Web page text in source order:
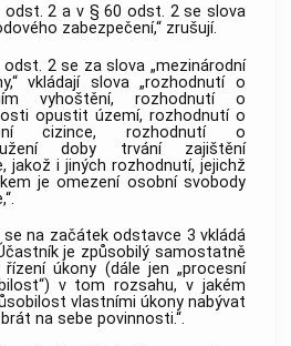
odst. 2 a v § 60 odst. 2 se slova
zabezpečení,“ zrušují.
odst. 2 se za slova „mezinárodní
vkládají slova „rozhodnutí o
vyhoštění, rozhodnutí o
opustit území, rozhodnutí o
cizince, rozhodnutí o
doby trvání zajištění
jakož i jiných rozhodnutí, jejichž
je omezení osobní svobody
se na začátek odstavce 3 vkládá
je způsobilý samostatně
úkony (dále jen „procesní
v tom rozsahu, v jakém
vlastními úkony nabývat
na sebe povinnosti.“.